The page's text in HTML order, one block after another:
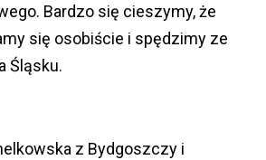
Bardzo się cieszymy, że
się osobiście i spędzimy ze
Śląsku.
z Bydgoszczy i